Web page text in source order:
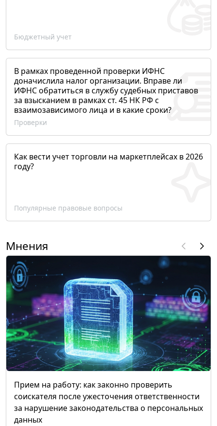
Бюджетный учет
В рамках проведенной проверки ИФНС
доначислила налог организации. Вправе ли
ИФНС обратиться в службу судебных приставов
за взысканием в рамках ст. 45 НК РФ с
взаимозависимого лица и в какие сроки?
Проверки
Как вести учет торговли на маркетплейсах в 2026
году?
Популярные правовые вопросы
Мнения
Прием на работу: как законно проверить
соискателя после ужесточения ответственности
за нарушение законодательства о персональных
данных